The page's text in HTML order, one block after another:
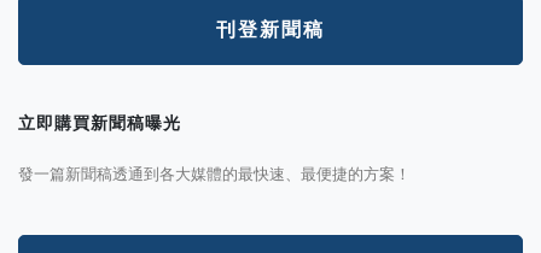
刊登新聞稿
立即購買新聞稿曝光
發一篇新聞稿透通到各大媒體的最快速、最便捷的方案！